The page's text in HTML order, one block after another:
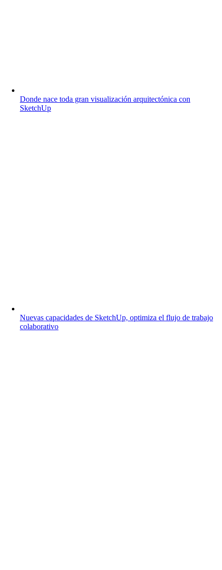
Donde nace toda gran visualización arquitectónica con
SketchUp
Nuevas capacidades de SketchUp, optimiza el flujo de trabajo
colaborativo